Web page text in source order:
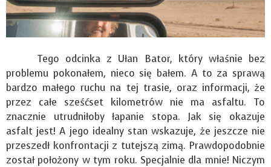
Tego odcinka z Ułan Bator, który właśnie bez
problemu pokonałem, nieco się bałem. A to za sprawą
bardzo małego ruchu na tej trasie, oraz informacji, że
przez całe sześćset kilometrów nie ma asfaltu. To
znacznie utrudniłoby łapanie stopa. Jak się okazuje
asfalt jest! A jego idealny stan wskazuje, że jeszcze nie
przeszedł konfrontacji z tutejszą zimą. Prawdopodobnie
został położony w tym roku. Specjalnie dla mnie! Niczym